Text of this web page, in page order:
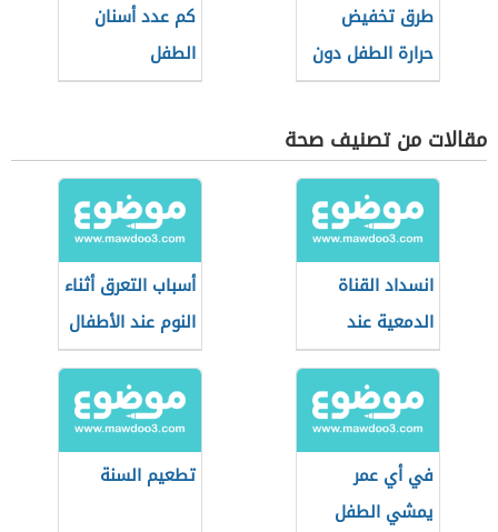
طرق تخفيض
حرارة الطفل دون
استعمال الأدوية
كم عدد أسنان
الطفل
مقالات من تصنيف صحة
انسداد القناة
الدمعية عند
الأطفال
أسباب التعرق أثناء
النوم عند الأطفال
في أي عمر
يمشي الطفل
تطعيم السنة